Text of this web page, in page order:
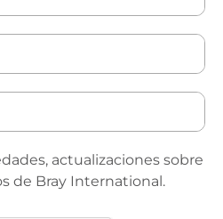
actualizaciones sobre
de Bray International.